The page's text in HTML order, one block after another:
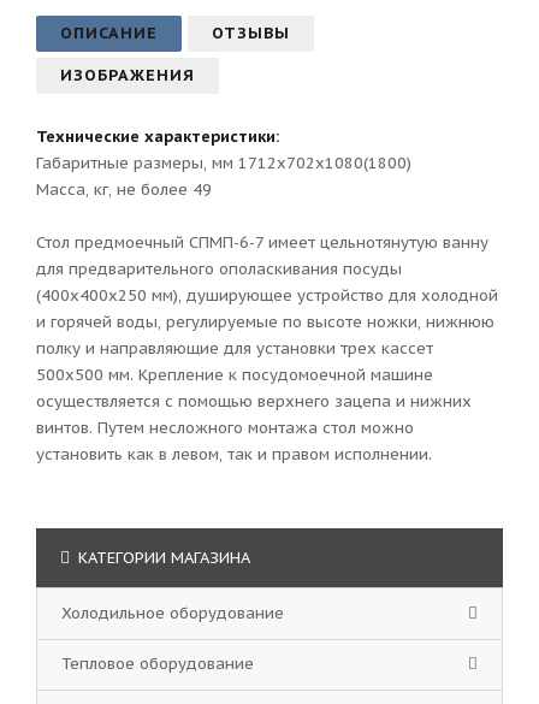
ОПИСАНИЕ ОТЗЫВЫ
ИЗОБРАЖЕНИЯ
Технические характеристики:
Габаритные размеры, мм 1712х702х1080(1800)
Масса, кг, не более 49
Стол предмоечный СПМП-6-7 имеет цельнотянутую ванну
для предварительного ополаскивания посуды
(400х400х250 мм), душирующее устройство для холодной
и горячей воды, регулируемые по высоте ножки, нижнюю
полку и направляющие для установки трех кассет
500х500 мм. Крепление к посудомоечной машине
осуществляется с помощью верхнего зацепа и нижних
винтов. Путем несложного монтажа стол можно
установить как в левом, так и правом исполнении.
КАТЕГОРИИ МАГАЗИНА
Холодильное оборудование
Тепловое оборудование